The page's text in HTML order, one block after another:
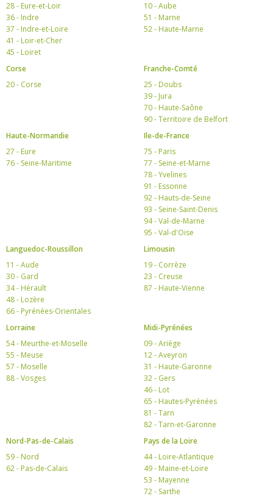
28 - Eure-et-Loir
36 - Indre
37 - Indre-et-Loire
41 - Loir-et-Cher
45 - Loiret
10 - Aube
51 - Marne
52 - Haute-Marne
Corse
20 - Corse
Franche-Comté
25 - Doubs
39 - Jura
70 - Haute-Saône
90 - Territoire de Belfort
Haute-Normandie
27 - Eure
76 - Seine-Maritime
Ile-de-France
75 - Paris
77 - Seine-et-Marne
78 - Yvelines
91 - Essonne
92 - Hauts-de-Seine
93 - Seine-Saint-Denis
94 - Val-de-Marne
95 - Val-d'Oise
Languedoc-Roussillon
11 - Aude
30 - Gard
34 - Hérault
48 - Lozère
66 - Pyrénées-Orientales
Limousin
19 - Corrèze
23 - Creuse
87 - Haute-Vienne
Lorraine
54 - Meurthe-et-Moselle
55 - Meuse
57 - Moselle
88 - Vosges
Midi-Pyrénées
09 - Ariège
12 - Aveyron
31 - Haute-Garonne
32 - Gers
46 - Lot
65 - Hautes-Pyrénées
81 - Tarn
82 - Tarn-et-Garonne
Nord-Pas-de-Calais
59 - Nord
62 - Pas-de-Calais
Pays de la Loire
44 - Loire-Atlantique
49 - Maine-et-Loire
53 - Mayenne
72 - Sarthe